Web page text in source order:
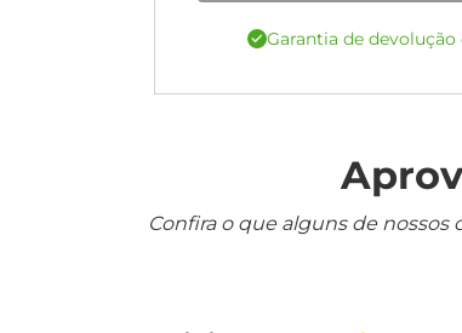
Garantia de
Confira o que alguns de